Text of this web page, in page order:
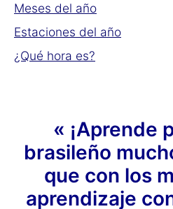
Meses del año
Estaciones del año
¿Qué hora es?
« ¡Aprende
brasileño
que con los
aprendizaje